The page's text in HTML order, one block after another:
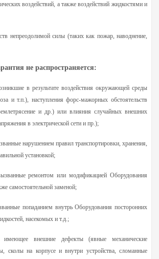
воздействий, а также воздействий жидкостями и
непреодолимой силы (таких как пожар, наводнение,
не распространяется:
в результате воздействия окружающей среды
и т.п.), наступления форс-мажорных обстоятельств
и др.) или влияния случайных внешних
в электрической сети и пр.);
нарушением правил транспортировки, хранения,
установкой;
ремонтом или модификацией Оборудования
самостоятельной заменой;
попаданием внутрь Оборудования посторонних
насекомых и т.д.;
внешние дефекты (явные механические
сколы на корпусе и внутри устройства, сломанные